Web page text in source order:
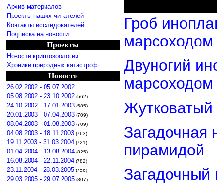
Архив материалов
Проекты наших читателей
Контакты исследователей
Подписка на новости
Проекты
Новости криптозоологии
Хроники природных катастроф
Новости
26.02.2002 - 05.07.2002
05.08.2002 - 23.10.2002 (562)
24.10.2002 - 17.01.2003 (585)
20.01.2003 - 07.04.2003 (709)
08.04.2003 - 01.08.2003 (709)
04.08.2003 - 18.11.2003 (763)
19.11.2003 - 31.03.2004 (721)
01.04.2004 - 13.08.2004 (825)
16.08.2004 - 22.11.2004 (782)
23.11.2004 - 28.03.2005 (756)
29.03.2005 - 29.07.2005 (807)
Гроб
марсоходом
Двуногий
марсоходом
Загадочная
пирамидой